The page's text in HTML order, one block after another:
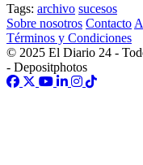
Tags: archivo sucesos
Sobre nosotros Contacto
Términos y Condiciones
© 2025 El Diario 24 -
- Depositphotos